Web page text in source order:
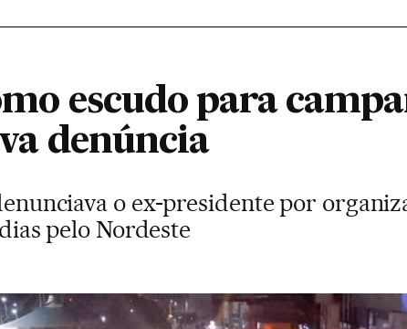
escudo para
denúncia
o ex-presidente por
pelo Nordeste